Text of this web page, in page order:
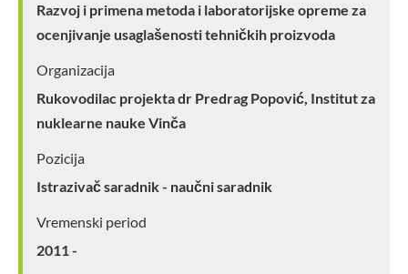
Razvoj i primena metoda i laboratorijske opreme za
ocenjivanje usaglašenosti tehničkih proizvoda
Organizacija
Rukovodilac projekta dr Predrag Popović, Institut za
nuklearne nauke Vinča
Pozicija
Istrazivač saradnik - naučni saradnik
Vremenski period
2011 -